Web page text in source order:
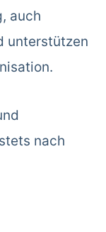
auch
unterstützen
nach